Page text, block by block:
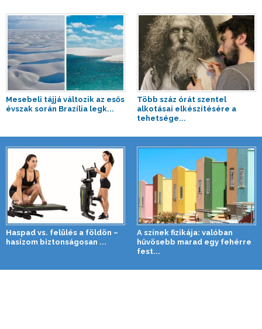
Mesebeli tájjá változik az esős
évszak során Brazília legk...
Több száz órát szentel
alkotásai elkészítésére a
tehetsége...
Haspad vs. felülés a földön –
hasizom biztonságosan ...
A színek fizikája: valóban
hűvösebb marad egy fehérre
fest...